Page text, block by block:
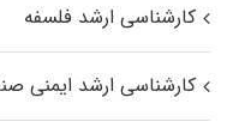
کارشناسی ارشد فلسفه
کارشناسی ارشد ایمنی